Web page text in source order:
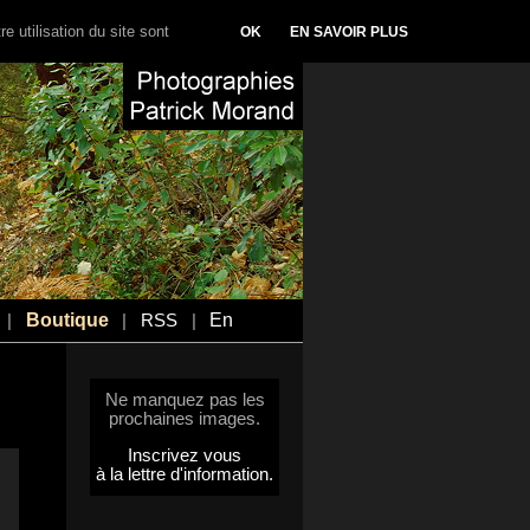
Boutique RSS En
Ne manquez pas les
prochaines images.
Inscrivez vous
à la lettre d'information.
utilisation du site sont OK EN SAVOIR PLUS